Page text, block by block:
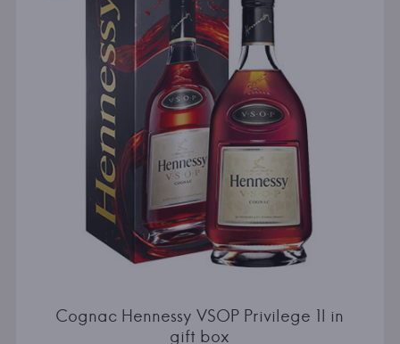
Cognac Hennessy VSOP Privilege 1l in
gift box